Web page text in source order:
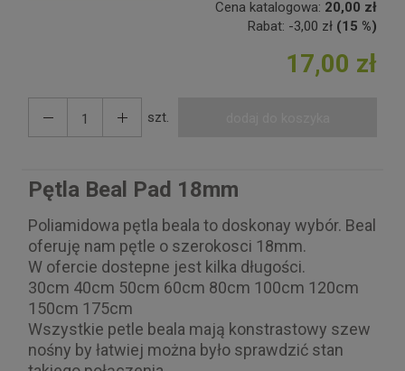
Cena katalogowa: 20,00 zł
Rabat: -3,00 zł (15 %)
17,00 zł
szt.
Pętla Beal Pad 18mm
Poliamidowa pętla beala to doskonay wybór. Beal
oferuję nam pętle o szerokosci 18mm.
W ofercie dostepne jest kilka długości.
30cm 40cm 50cm 60cm 80cm 100cm 120cm
150cm 175cm
Wszystkie petle beala mają konstrastowy szew
nośny by łatwiej można było sprawdzić stan